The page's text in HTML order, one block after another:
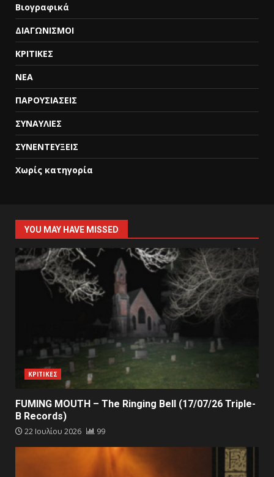
Βιογραφικά
ΔΙΑΓΩΝΙΣΜΟΙ
ΚΡΙΤΙΚΕΣ
ΝΕΑ
ΠΑΡΟΥΣΙΑΣΕΙΣ
ΣΥΝΑΥΛΙΕΣ
ΣΥΝΕΝΤΕΥΞΕΙΣ
Χωρίς κατηγορία
YOU MAY HAVE MISSED
ΚΡΙΤΙΚΕΣ
FUMING MOUTH – The Ringing Bell (17/07/26 Triple-
B Records)
22 Ιουλίου 2026 99